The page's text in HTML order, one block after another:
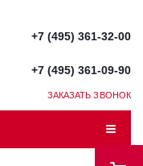
+7 (495) 361-32-00
+7 (495) 361-09-90
ЗАКАЗАТЬ ЗВОНОК